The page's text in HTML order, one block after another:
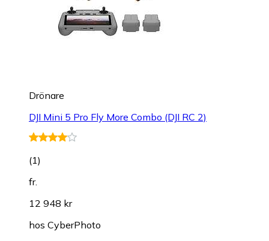
Drönare
DJI Mini 5 Pro Fly More Combo (DJI RC 2)
(1)
fr.
12 948 kr
hos CyberPhoto